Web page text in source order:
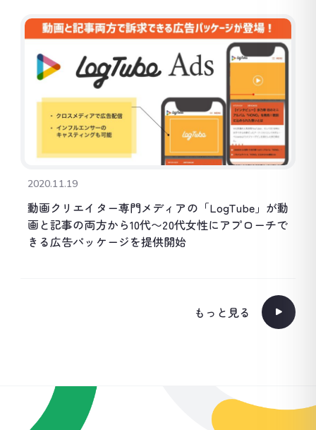
2020.11.19
動画クリエイター専門メディアの「LogTube」が動
画と記事の両方から10代〜20代女性にアプローチで
きる広告パッケージを提供開始
もっと見る